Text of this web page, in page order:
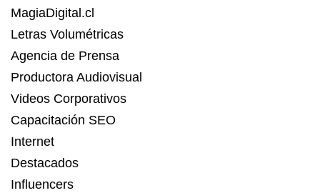
MagiaDigital.cl
Letras Volumétricas
Agencia de Prensa
Productora Audiovisual
Videos Corporativos
Capacitación SEO
Internet
Destacados
Influencers